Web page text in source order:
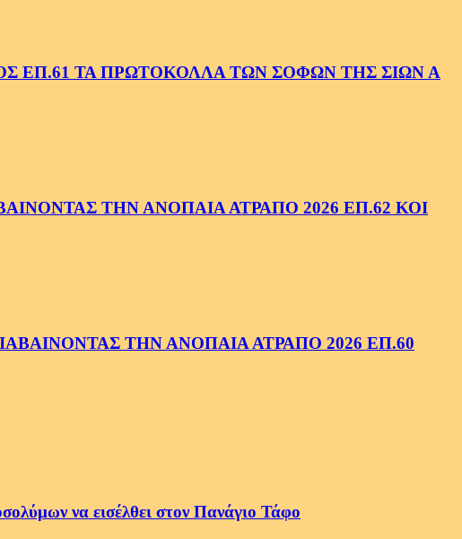
ΕΠ.61 ΤΑ ΠΡΩΤΟΚΟΛΛΑ ΤΩΝ ΣΟΦΩΝ ΤΗΣ ΣΙΩΝ Α
ΤΗΝ ΑΝΟΠΑΙΑ ΑΤΡΑΠΟ 2026 ΕΠ.62 ΚΟΙ
ΤΗΝ ΑΝΟΠΑΙΑ ΑΤΡΑΠΟ 2026 ΕΠ.60
να εισέλθει στον Πανάγιο Τάφο